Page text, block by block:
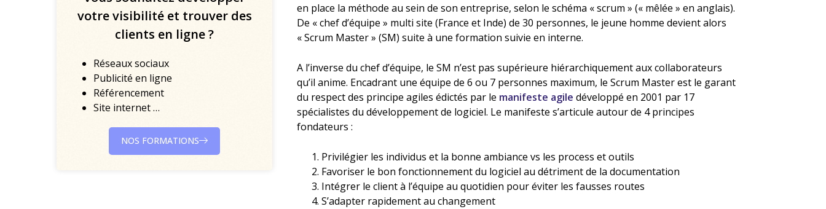
votre visibilité et trouver des
clients en ligne ?
Réseaux sociaux
Publicité en ligne
Référencement
Site internet …
NOS FORMATIONS
en place la méthode au sein de son entreprise, selon le schéma « scrum » (« mêlée » en anglais).
De « chef d’équipe » multi site (France et Inde) de 30 personnes, le jeune homme devient alors
« Scrum Master » (SM) suite à une formation suivie en interne.
A l’inverse du chef d’équipe, le SM n’est pas supérieure hiérarchiquement aux collaborateurs
qu’il anime. Encadrant une équipe de 6 ou 7 personnes maximum, le Scrum Master est le garant
du respect des principe agiles édictés par le manifeste agile développé en 2001 par 17
spécialistes du développement de logiciel. Le manifeste s’articule autour de 4 principes
fondateurs :
Privilégier les individus et la bonne ambiance vs les process et outils
Favoriser le bon fonctionnement du logiciel au détriment de la documentation
Intégrer le client à l’équipe au quotidien pour éviter les fausses routes
S’adapter rapidement au changement